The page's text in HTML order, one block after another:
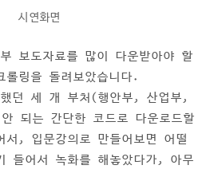
시연화면
보도자료를 많이 다운받아야 할
링을 돌려보았습니다.
던 세 개 부처(행안부, 산업부,
되는 간단한 코드로 다운로드할
서, 입문강의로 만들어보면 어떨
들어서 녹화를 해놓았다가, 아무